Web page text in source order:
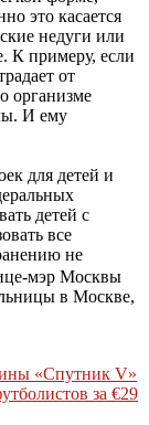
это касается
недуги или
К примеру, если
от
организме
И ему
для детей и
детей с
все
не
мэр Москвы
в Москве,
«Спутник V»
за €29